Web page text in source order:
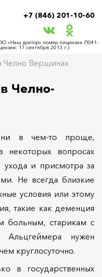
+7 (846) 201-10-60
«Наш доктор» номер лицензии Л041-
17 сентября 2013 г.)
Челно Вершинах
Челно-
в чем-то проще,
некоторых вопросах
ухода и присмотра за
Не всегда близкие
условия или этому
такие как деменция
больным, старикам с
нужен
круглосуточно.
в государственных